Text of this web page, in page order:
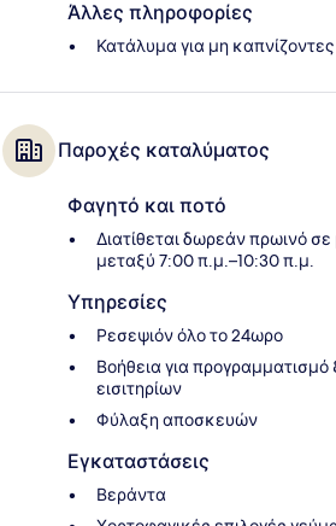
Άλλες πληροφορίες
Κατάλυμα για μη καπνίζοντες
Παροχές καταλύματος
Φαγητό και ποτό
Διατίθεται δωρεάν πρωινό
μεταξύ 7:00 π.μ.–10:30 π.μ.
Υπηρεσίες
Ρεσεψιόν όλο το 24ωρο
Βοήθεια για
εισιτηρίων
Φύλαξη αποσκευών
Εγκαταστάσεις
Βεράντα